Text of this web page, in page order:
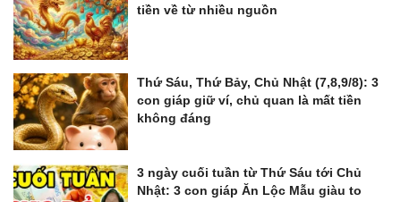
tiền về từ nhiều nguồn
Thứ Sáu, Thứ Bảy, Chủ Nhật (7,8,9/8): 3
con giáp giữ ví, chủ quan là mất tiền
không đáng
3 ngày cuối tuần từ Thứ Sáu tới Chủ
Nhật: 3 con giáp Ăn Lộc Mẫu giàu to